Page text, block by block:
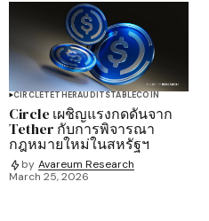
CIRCLETETHERAUDITSTABLECOIN
Circle เผชิญแรงกดดันจาก
Tether กับการพิจารณา
กฎหมายใหม่ในสหรัฐฯ
by Avareum Research
March 25, 2026